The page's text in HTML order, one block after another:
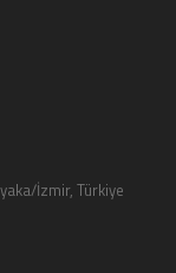
İzmir, Türkiye